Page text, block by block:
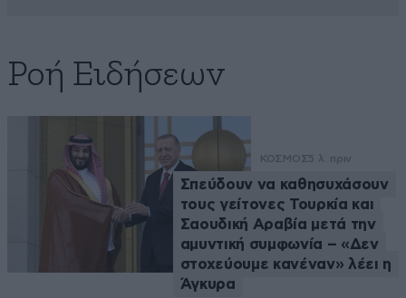
Ροή Ειδήσεων
ΚΟΣΜΟΣ5 λ. πριν
Σπεύδουν να καθησυχάσουν
τους γείτονες Τουρκία και
Σαουδική Αραβία μετά την
αμυντική συμφωνία – «Δεν
στοχεύουμε κανέναν» λέει η
Άγκυρα